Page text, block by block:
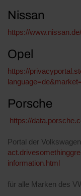
Nissan
https://
Opel
https://
Porsche
https://
Portal der
information.html
für alle Marken des